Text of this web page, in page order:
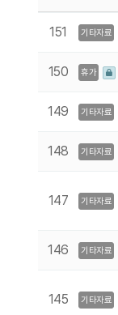
151 기타자료
150 휴가
149 기타자료
148 기타자료
147 기타자료
146 기타자료
145 기타자료